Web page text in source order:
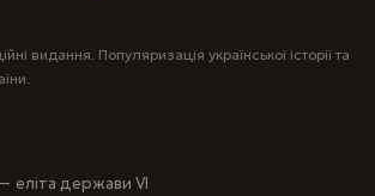
видання. Популяризація української історії та
еліта держави VI